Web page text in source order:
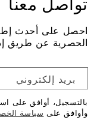
تواصل معنا
احصل على أحدث
الحصرية عن طريق
بريد إلكتروني
بالتسجيل، أوافق على
وأوافق على سياسة